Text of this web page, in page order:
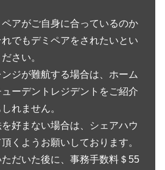
アがご自身に合っているのか
でもデミペアをされたいとい
さい。
ジが難航する場合は、ホーム
ーデントレジデントをご紹介
れません。
好まない場合は、シェアハウ
くようお願いしております。
だいた後に、事務手数料＄55